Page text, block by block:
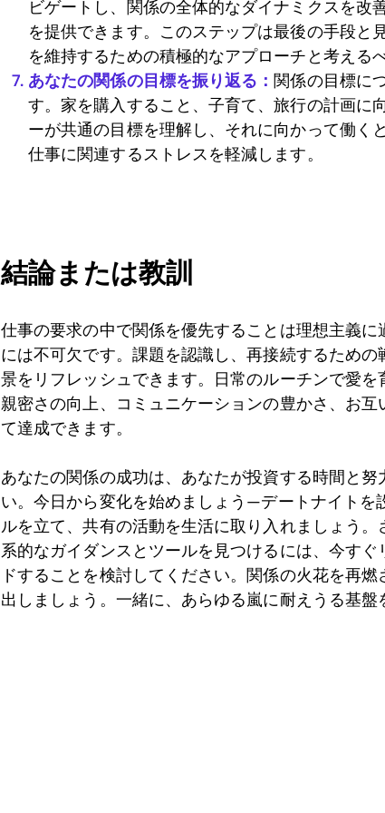
ビゲートし、関係の全体的なダイナミクスを改
を提供できます。このステップは最後の手段と
を維持するための積極的なアプローチと考える
あなたの関係の目標を振り返る：関係の目標に
す。家を購入すること、子育て、旅行の計画に
ーが共通の目標を理解し、それに向かって働く
仕事に関連するストレスを軽減します。
結論または教訓
仕事の要求の中で関係を優先することは理想主義
には不可欠です。課題を認識し、再接続するため
景をリフレッシュできます。日常のルーチンで愛
親密さの向上、コミュニケーションの豊かさ、お
て達成できます。
あなたの関係の成功は、あなたが投資する時間と
い。今日から変化を始めましょう—デートナイトを
ルを立て、共有の活動を生活に取り入れましょう
系的なガイダンスとツールを見つけるには、今す
ドすることを検討してください。関係の火花を再
出しましょう。一緒に、あらゆる嵐に耐えうる基盤